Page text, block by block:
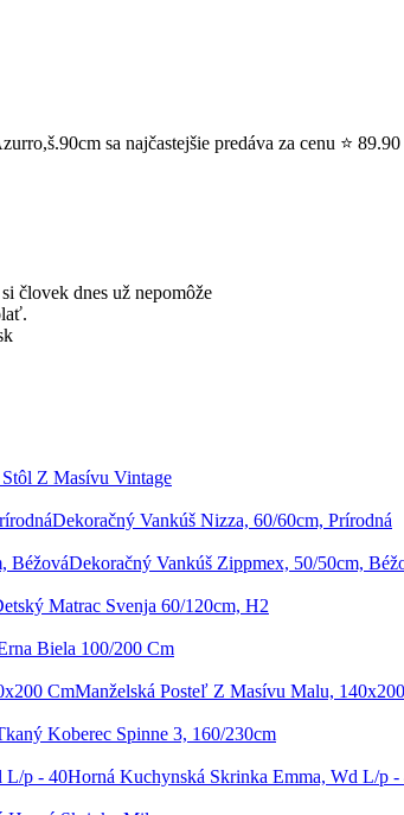
sa najčastejšie predáva za cenu ⭐
človek dnes už nepomôže
Z Masívu Vintage
Dekoračný Vankúš Nizza, 60/60cm, Prírodná
Dekoračný Vankúš Zippmex, 50/50cm,
Matrac Svenja 60/120cm, H2
Biela 100/200 Cm
Manželská Posteľ Z Masívu Malu,
Koberec Spinne 3, 160/230cm
Horná Kuchynská Skrinka Emma, Wd L/p -